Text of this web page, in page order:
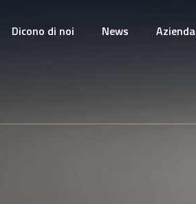
Dicono di noi News Azienda